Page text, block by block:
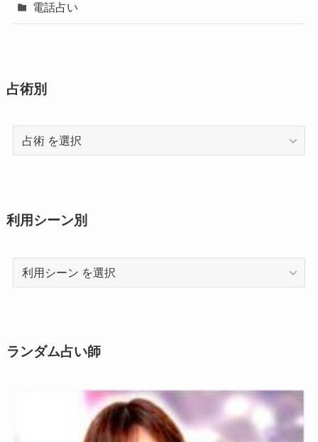
電話占い
占術別
術
利用シーン別
利
用
ン
ランダム占い師